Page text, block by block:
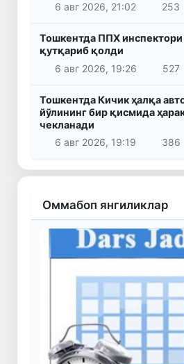
6 авг 2026, 21:02
253
Тошкентда ППХ
қутқариб қолди
6 авг 2026, 19:26
527
Тошкентда Кичик ҳалқа
йўлининг бир қисмида
чекланади
6 авг 2026, 19:19
386
Оммабоп янгиликлар